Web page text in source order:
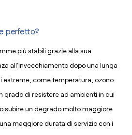
perfetto?
più stabili grazie alla sua
all'invecchiamento dopo una lunga
estreme, come temperatura, ozono
grado di resistere ad ambienti in cui
subire un degrado molto maggiore
maggiore durata di servizio con i